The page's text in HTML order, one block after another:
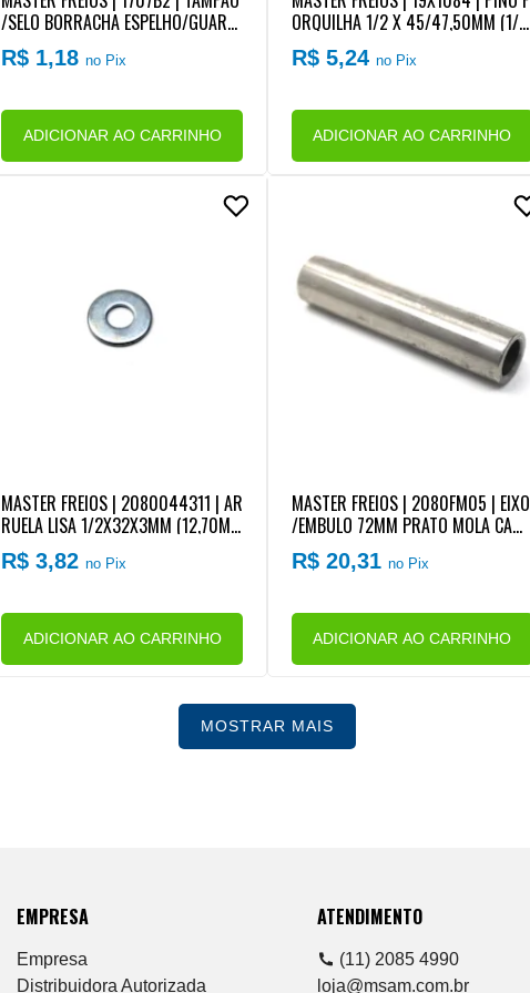
/SELO BORRACHA ESPELHO/GUARD
A PO RODA VW
R$ 1,18no Pix
ADICIONAR AO CARRINHO
ORQUILHA 1/2 X 45/47,50MM (1/2
= 12,70 X 45/47,50MM) HASTE CUI
CA FREIO FORD/VW/MB
R$ 5,24 no Pix
ADICIONAR AO CARRINHO
MASTER FREIOS | 2080044311 | AR
RUELA LISA 1/2X32X3MM (12,70MM
) VW
R$ 3,82no Pix
ADICIONAR AO CARRINHO
MASTER FREIOS | 2080FM05 | EIXO
/EMBULO 72MM PRATO MOLA CAMA
RA/CUICA FREIO 16X24 AGRALE/FO
RD/VW/MB
R$ 20,31 no Pix
ADICIONAR AO CARRINHO
MOSTRAR MAIS
EMPRESA
Empresa
Distribuidora Autorizada
ATENDIMENTO
(11) 2085 4990
loja@msam.com.br